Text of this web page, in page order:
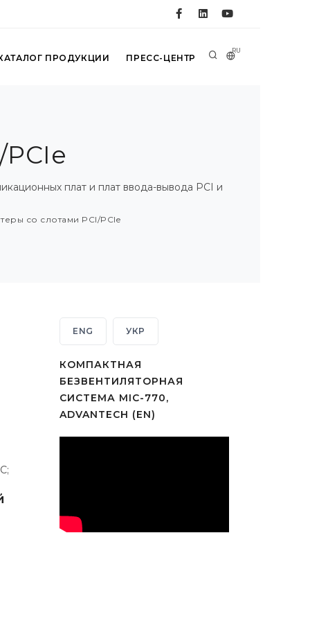
RU
ПРОДУКЦИИ ПРЕСС-ЦЕНТР
плат и плат ввода-вывода PCI и
со слотами PCI/PCIe
ENG УКР
КОМПАКТНАЯ
БЕЗВЕНТИЛЯТОРНАЯ
СИСТЕМА MIC-770,
ADVANTECH (EN)